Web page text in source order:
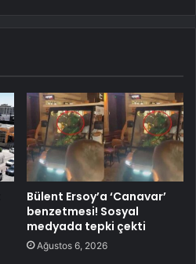
Bülent Ersoy’a ‘Canavar’
benzetmesi! Sosyal
medyada tepki çekti
Ağustos 6, 2026